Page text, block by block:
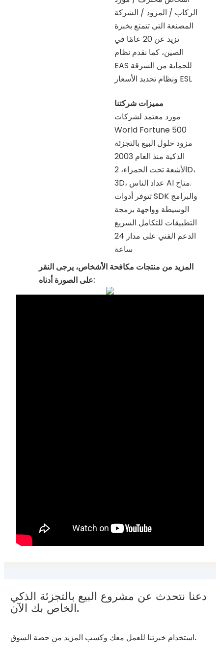
الركاب / المزود / الشركة
المصنعة التي تتمتع بخبرة
تزيد عن 20 عامًا في
الصين، كما نقدم نظام
EAS للحماية من السرقة
ونظام تحديد الأسعار ESL
مميزات شركتنا
مورد معتمد لشركات
World Fortune 500
مزود حلول البيع بالتجزئة
الذكية منذ العام 2003
الأشعة تحت الحمراء، 2D،
3D، عداد الناس AI متاح.
تتوفر أدوات SDK والبرامج
الوسيطة وواجهة برمجة
التطبيقات للتكامل السريع
الدعم الفني على مدار 24
ساعة
المزيد من منتجات مكافحة الأشخاص، يرجى النقر
على الصورة أدناه:
دعنا نتحدث عن مشروع البيع بالتجزئة الذكي
الخاص بك الآن.
استخدام خبرتنا للعمل معك وكسب المزيد من حصة السوق.